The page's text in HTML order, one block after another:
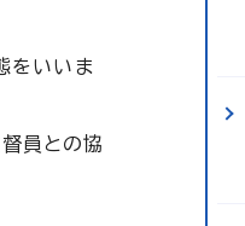
をいいま
員との協